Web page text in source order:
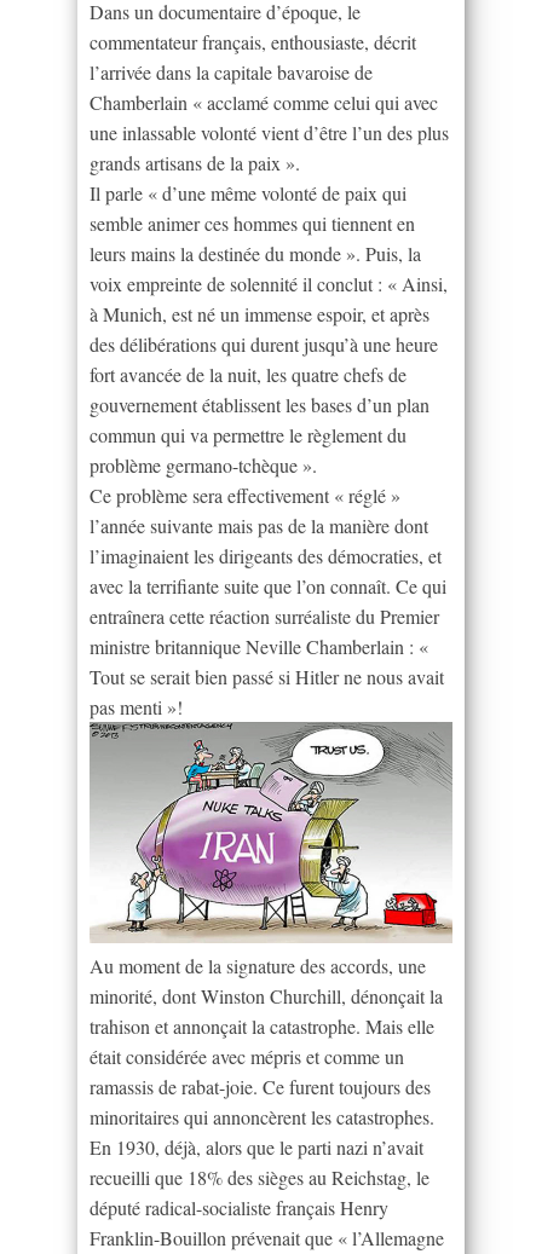
Dans un documentaire d’époque, le
commentateur français, enthousiaste, décrit
l’arrivée dans la capitale bavaroise de
Chamberlain « acclamé comme celui qui avec
une inlassable volonté vient d’être l’un des plus
grands artisans de la paix ».
Il parle « d’une même volonté de paix qui
semble animer ces hommes qui tiennent en
leurs mains la destinée du monde ». Puis, la
voix empreinte de solennité il conclut : « Ainsi,
à Munich, est né un immense espoir, et après
des délibérations qui durent jusqu’à une heure
fort avancée de la nuit, les quatre chefs de
gouvernement établissent les bases d’un plan
commun qui va permettre le règlement du
problème germano-tchèque ».
Ce problème sera effectivement « réglé »
l’année suivante mais pas de la manière dont
l’imaginaient les dirigeants des démocraties, et
avec la terrifiante suite que l’on connaît. Ce qui
entraînera cette réaction surréaliste du Premier
ministre britannique Neville Chamberlain : «
Tout se serait bien passé si Hitler ne nous avait
pas menti »!
Au moment de la signature des accords, une
minorité, dont Winston Churchill, dénonçait la
trahison et annonçait la catastrophe. Mais elle
était considérée avec mépris et comme un
ramassis de rabat-joie. Ce furent toujours des
minoritaires qui annoncèrent les catastrophes.
En 1930, déjà, alors que le parti nazi n’avait
recueilli que 18% des sièges au Reichstag, le
député radical-socialiste français Henry
Franklin-Bouillon prévenait que « l’Allemagne